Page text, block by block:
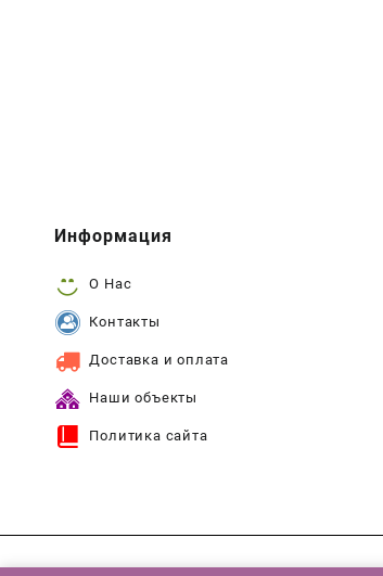
Информация
О Нас
Контакты
Доставка и оплата
Наши объекты
Политика сайта